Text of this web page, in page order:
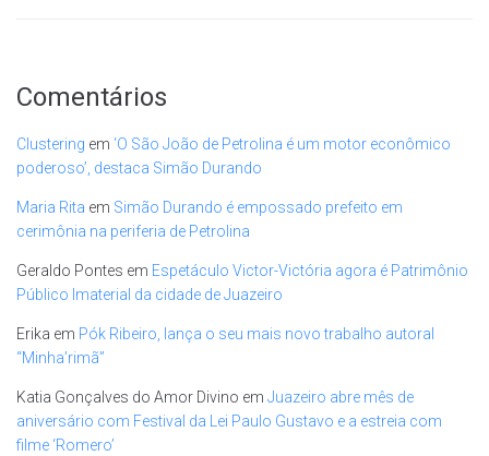
Comentários
Clustering em ‘O São João de Petrolina é um motor econômico
poderoso’, destaca Simão Durando
Maria Rita em Simão Durando é empossado prefeito em
cerimônia na periferia de Petrolina
Geraldo Pontes em Espetáculo Victor-Victória agora é Patrimônio
Público Imaterial da cidade de Juazeiro
Erika em Pók Ribeiro, lança o seu mais novo trabalho autoral
“Minha’rimã”
Katia Gonçalves do Amor Divino em Juazeiro abre mês de
aniversário com Festival da Lei Paulo Gustavo e a estreia com
filme ‘Romero’